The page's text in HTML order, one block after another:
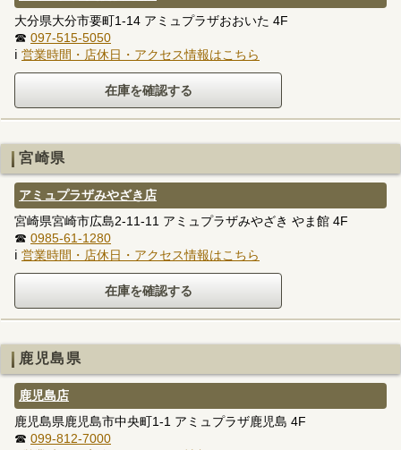
大分県大分市要町1-14 アミュプラザおおいた 4F
☎ 097-515-5050
ℹ 営業時間・店休日・アクセス情報はこちら
宮崎県
アミュプラザみやざき店
宮崎県宮崎市広島2-11-11 アミュプラザみやざき やま館 4F
☎ 0985-61-1280
ℹ 営業時間・店休日・アクセス情報はこちら
鹿児島県
鹿児島店
鹿児島県鹿児島市中央町1-1 アミュプラザ鹿児島 4F
☎ 099-812-7000